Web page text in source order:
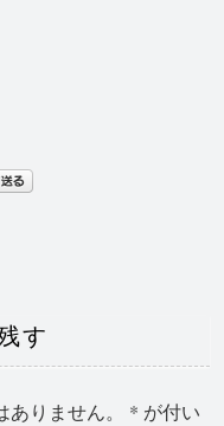
す
りません。 * が付い